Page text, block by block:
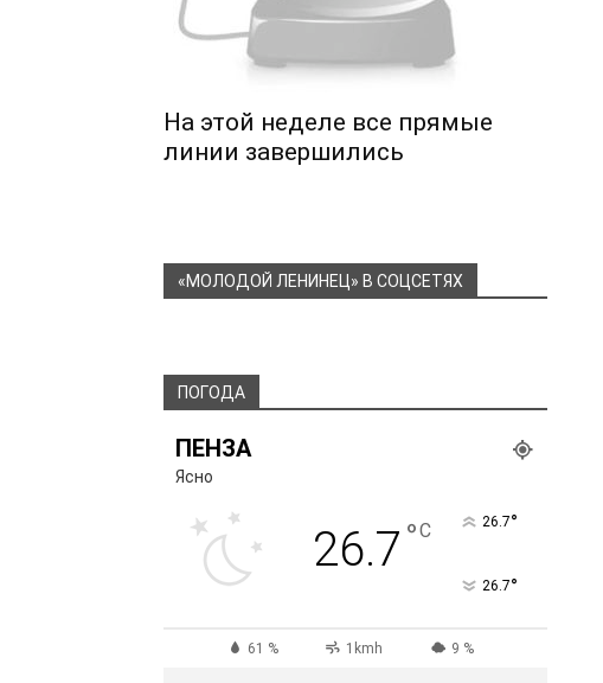
На этой неделе все прямые
линии завершились
«МОЛОДОЙ ЛЕНИНЕЦ» В СОЦСЕТЯХ
ПОГОДА
ПЕНЗА
Ясно
26.7 °C 26.7°
26.7°
61 % 1kmh 9 %